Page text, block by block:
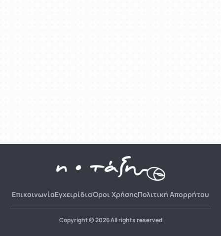
ΕπικοινωνίαΕγχειρίδιαΌροι ΧρήσηςΠολιτική Απορρήτου
Copyright © 2026 All rights reserved